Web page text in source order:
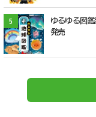
5
ゆるゆる図
発売